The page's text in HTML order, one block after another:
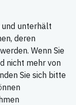
und unterhält
deren
Wenn Sie
nicht mehr von
Sie sich bitte